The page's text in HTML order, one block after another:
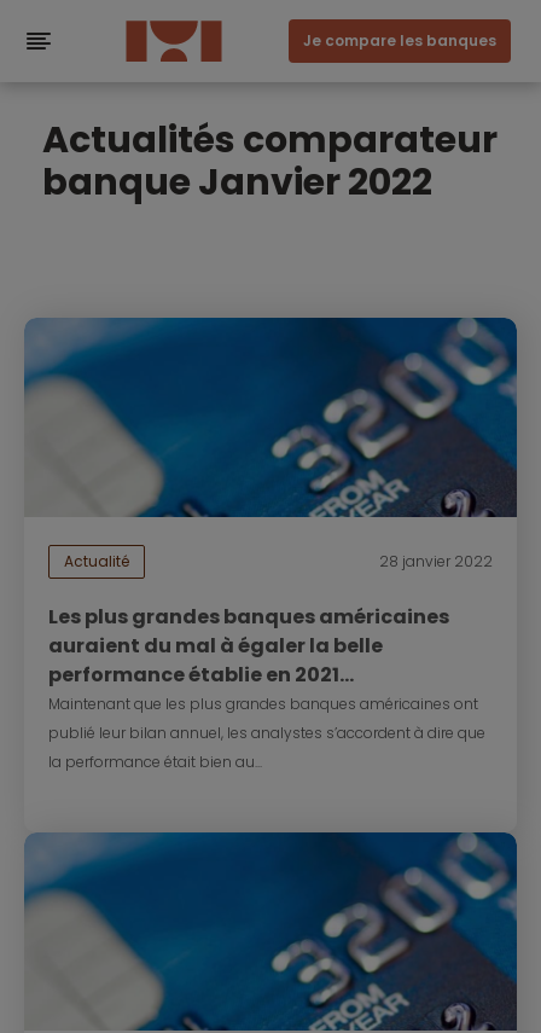
Je compare les banques
Actualités comparateur
banque Janvier 2022
Actualité 28 janvier 2022
Les plus grandes banques américaines
auraient du mal à égaler la belle
performance établie en 2021...
Maintenant que les plus grandes banques américaines ont
publié leur bilan annuel, les analystes s’accordent à dire que
la performance était bien au...